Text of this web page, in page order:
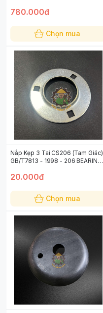
780.000đ
Chọn mua
Nắp Kẹp 3 Tai CS206 (Tam Giác)
GB/T7813 - 1998 - 206 BEARING
20.000đ
Chọn mua